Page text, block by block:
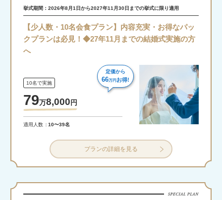
挙式期間：2026年8月1日から2027年11月30日までの挙式に限り適用
【少人数・10名会食プラン】内容充実・お得なパッ
クプランは必見！◆27年11月までの結婚式実施の方
へ
10名で実施
79万8,000円
定価から
66万円お得!
適用人数 10〜39名
プランの詳細を見る